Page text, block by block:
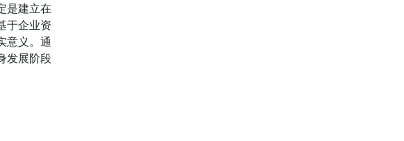
是建立在
于企业资
意义。通
发展阶段